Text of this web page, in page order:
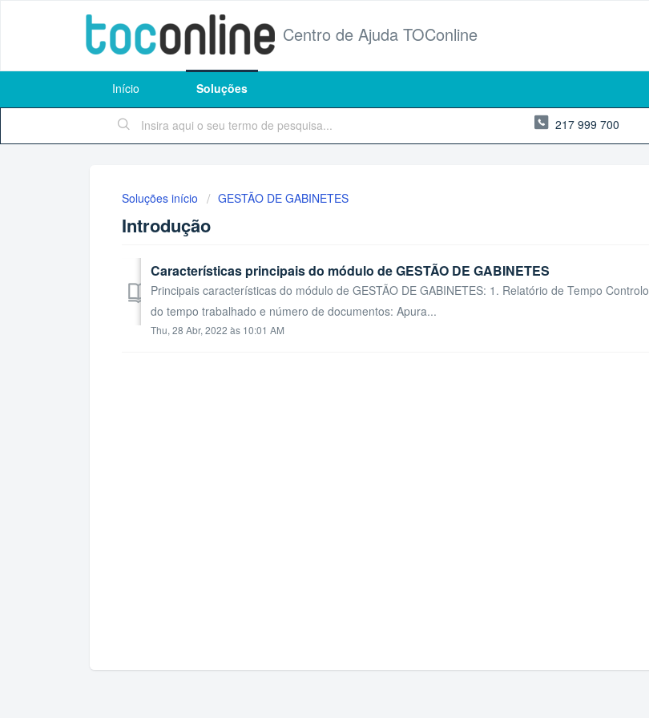
Centro de Ajuda TOConline
Início Soluções
217 999 700
Soluções início GESTÃO DE GABINETES
Introdução
Características principais do módulo de GESTÃO DE GABINETES
Principais características do módulo de GESTÃO DE GABINETES: 1. Relatório de Tempo Controlo
do tempo trabalhado e número de documentos: Apura...
Thu, 28 Abr, 2022 às 10:01 AM